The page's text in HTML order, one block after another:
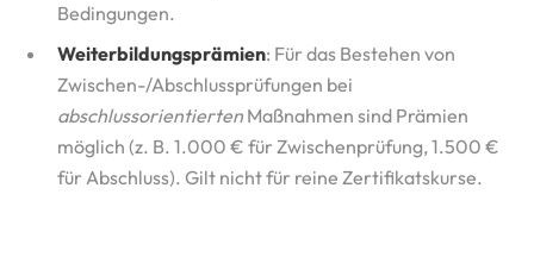
Bedingungen.
Weiterbildungsprämien: Für das Bestehen von
Zwischen-/Abschlussprüfungen bei
abschlussorientierten Maßnahmen sind Prämien
möglich (z. B. 1.000 € für Zwischenprüfung, 1.500 €
für Abschluss). Gilt nicht für reine Zertifikatskurse.